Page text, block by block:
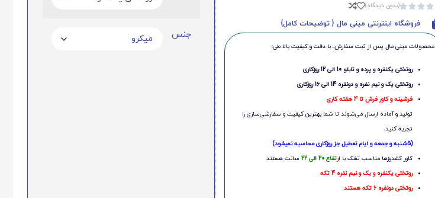



(بدون دیدگاه)
فروشگاه اینترنتی مینی مال { توضیحات کامل}
محصولات مینی‌ مال پس از ثبت سفارش، با دقت و کیفیت بالا طی:
روتختی یکنفره و پرده و تابلو 10 الی 12 روزکاری
روتختی یک و نیم نفره و دونفره 14 الی 16 روزکاری
فرشینه و کاور فرش تا 4 هفته کاری
تولید و آماده ارسال می‌شوند تا شما بهترین کیفیت و سفارشی‌سازی را
تجربه کنید.
(5شنبه و جمعه و ایام تعطیل جز روزکاری محاسبه نمیشود)
کاور کشدوزها مناسب تشک با ارتفاع 20 الی 22
سانت هستند
روتختی یکنفره و یک و نیم نفره 4 تکه
روتختی دونفره 6 تکه هستند
جنس